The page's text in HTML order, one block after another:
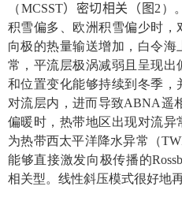
（MCSST） 密切相关（图 2 ）
积雪偏多、欧洲积雪偏少时，
向极的热量输送增加，白令
常，平流层极涡减弱且呈现
和位置变化能够持续到冬季
对流层内，进而导致ABNA遥
偏暖时，热带地区出现对流
为热带西太平洋降水异常（
能够直接激发向极传播的
相关型。线性斜压模式很好地